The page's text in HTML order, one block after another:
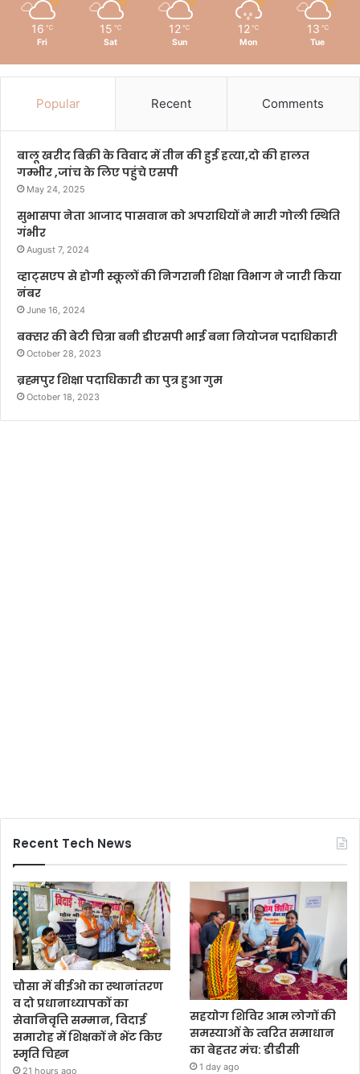
16 ℃
Fri
15 ℃
Sat
12 ℃
Sun
12 ℃
Mon
13 ℃
Tue
Popular Recent Comments
बालू खरीद बिक्री के विवाद में तीन की हुई हत्या,दो की हालत
गम्भीर ,जांच के लिए पहुंचे एसपी
May 24, 2025
सुभासपा नेता आजाद पासवान को अपराधियों ने मारी गोली स्थिति
गंभीर
August 7, 2024
व्हाट्सएप से होगी स्कूलों की निगरानी शिक्षा विभाग ने जारी किया
नंबर
June 16, 2024
बक्सर की बेटी चित्रा बनी डीएसपी भाई बना नियोजन पदाधिकारी
October 28, 2023
ब्रह्मपुर शिक्षा पदाधिकारी का पुत्र हुआ गुम
October 18, 2023
Recent Tech News
चौसा में बीईओ का स्थानांतरण
व दो प्रधानाध्यापकों का
सेवानिवृत्ति सम्मान, विदाई
समारोह में शिक्षकों ने भेंट किए
स्मृति चिह्न
21 hours ago
सहयोग शिविर आम लोगों की
समस्याओं के त्वरित समाधान
का बेहतर मंच: डीडीसी
1 day ago